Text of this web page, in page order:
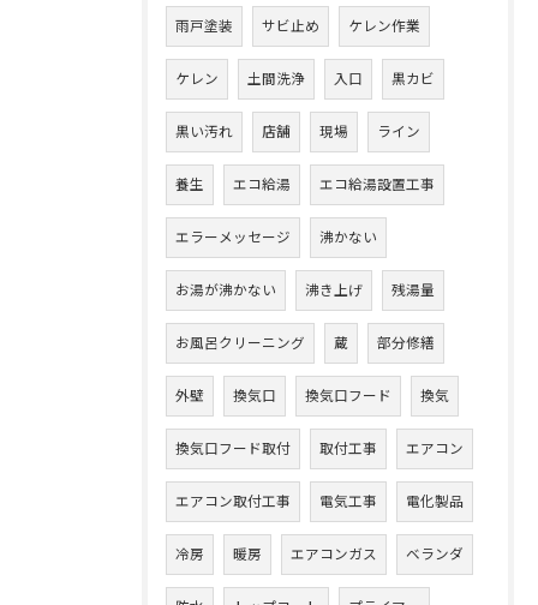
雨戸塗装 サビ止め ケレン作業
ケレン 土間洗浄 入口 黒カビ
黒い汚れ 店舗 現場 ライン
養生 エコ給湯 エコ給湯設置工事
エラーメッセージ 沸かない
お湯が沸かない 沸き上げ 残湯量
お風呂クリーニング 蔵 部分修繕
外壁 換気口 換気口フード 換気
換気口フード取付 取付工事 エアコン
エアコン取付工事 電気工事 電化製品
冷房 暖房 エアコンガス ベランダ